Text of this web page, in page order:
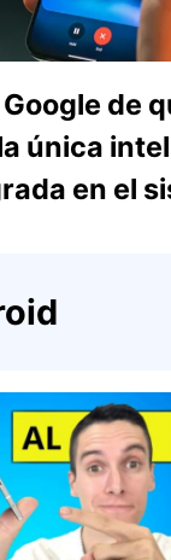
de
única
en el